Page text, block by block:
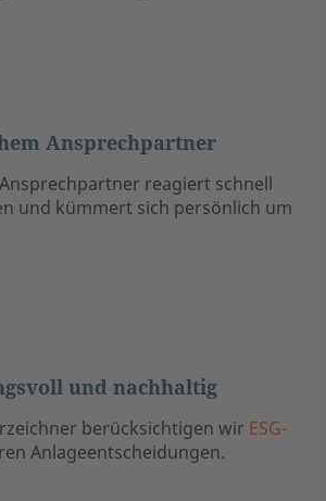
Ansprechpartner
reagiert schnell
und kümmert sich persönlich um
und nachhaltig
berücksichtigen wir ESG-
Anlageentscheidungen.